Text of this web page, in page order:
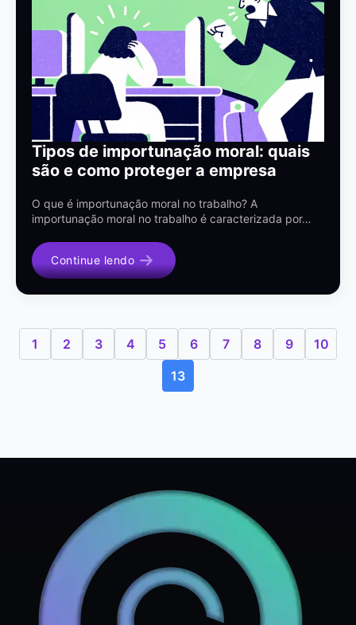
Tipos de importunação moral: quais
são e como proteger a empresa
O que é importunação moral no trabalho? A
importunação moral no trabalho é caracterizada por…
Continue lendo
1 2 3 4 5 6 7 8 9
10
13